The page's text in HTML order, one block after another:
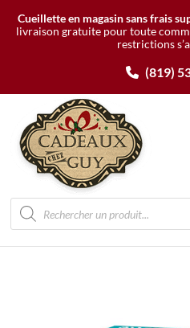
Cueillette en magasin sans frais
livraison gratuite pour toute
restrictions
(819)
Recherche
de
produits